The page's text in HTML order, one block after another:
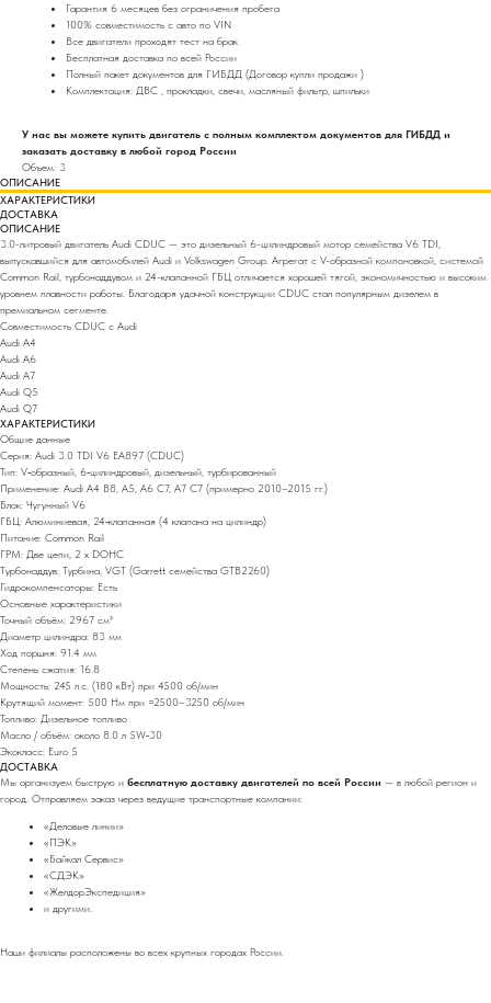
Гарантия 6 месяцев без ограничения пробега
100% совместимость с авто по VIN
Все двигатели проходят тест на брак
Бесплатная доставка по всей России
Полный пакет документов для ГИБДД (Договор купли продажи )
Комплектация: ДВС , прокладки, свечи, масляный фильтр, шпильки
У нас вы можете купить двигатель с полным комплектом документов для ГИБДД и
заказать доставку в любой город России
Объем: 3
ОПИСАНИЕ
ХАРАКТЕРИСТИКИ
ДОСТАВКА
ОПИСАНИЕ
3.0-литровый двигатель Audi CDUC — это дизельный 6-цилиндровый мотор семейства V6 TDI,
выпускавшийся для автомобилей Audi и Volkswagen Group. Агрегат с V-образной компоновкой, системой
Common Rail, турбонаддувом и 24-клапанной ГБЦ отличается хорошей тягой, экономичностью и высоким
уровнем плавности работы. Благодаря удачной конструкции CDUC стал популярным дизелем в
премиальном сегменте.
Совместимость CDUC с Audi
Audi A4
Audi A6
Audi A7
Audi Q5
Audi Q7
ХАРАКТЕРИСТИКИ
Общие данные
Серия: Audi 3.0 TDI V6 EA897 (CDUC)
Тип: V‑образный, 6‑цилиндровый, дизельный, турбированный
Применение: Audi A4 B8, A5, A6 C7, A7 C7 (примерно 2010–2015 гг.)
Блок: Чугунный V6
ГБЦ: Алюминиевая, 24‑клапанная (4 клапана на цилиндр)
Питание: Common Rail
ГРМ: Две цепи, 2 x DOHC
Турбонаддув: Турбина, VGT (Garrett семейства GTB2260)
Гидрокомпенсаторы: Есть
Основные характеристики
Точный объём: 2967 см³
Диаметр цилиндра: 83 мм
Ход поршня: 91.4 мм
Степень сжатия: 16.8
Мощность: 245 л.с. (180 кВт) при 4500 об/мин
Крутящий момент: 500 Нм при ≈2500–3250 об/мин
Топливо: Дизельное топливо
Масло / объём: около 8.0 л 5W‑30
Экокласс: Euro 5
ДОСТАВКА
Мы организуем быструю и бесплатную доставку двигателей по всей России — в любой регион и
город. Отправляем заказ через ведущие транспортные компании:
«Деловые линии»
«ПЭК»
«Байкал Сервис»
«СДЭК»
«ЖелдорЭкспедиция»
и другими.
Наши филиалы расположены во всех крупных городах России.